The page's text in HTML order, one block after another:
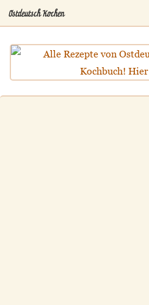
Ostdeutsch Kochen